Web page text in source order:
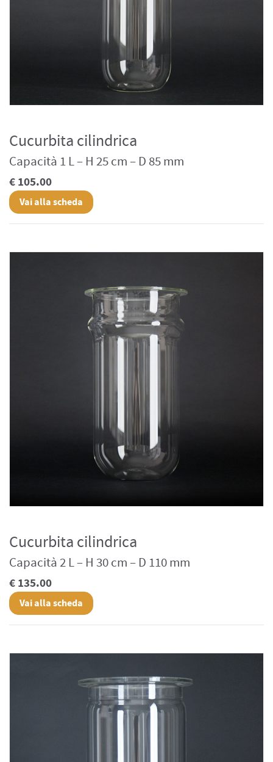
Cucurbita cilindrica
Capacità 1 L – H 25 cm – D 85 mm
€ 105.00
Vai alla scheda
Cucurbita cilindrica
Capacità 2 L – H 30 cm – D 110 mm
€ 135.00
Vai alla scheda